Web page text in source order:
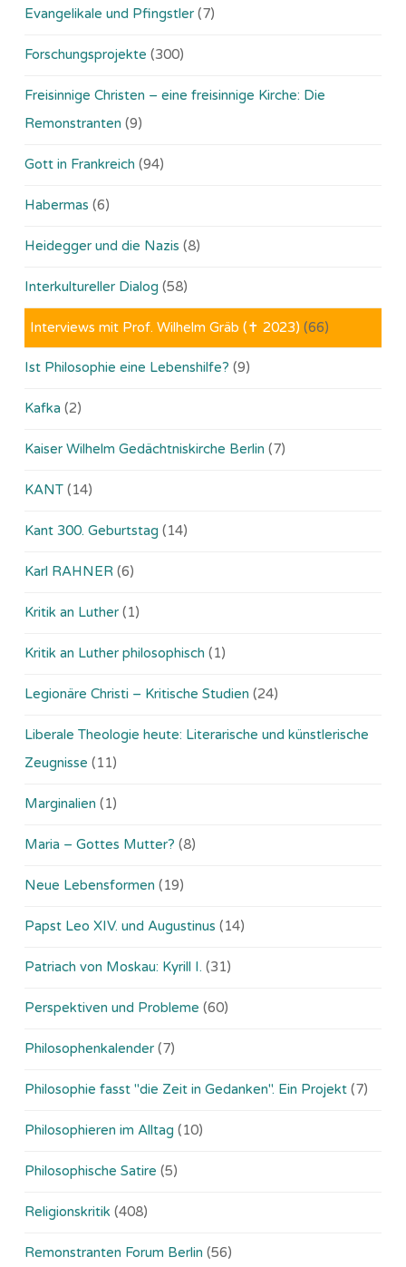
Evangelikale und Pfingstler (7)
Forschungsprojekte (300)
Freisinnige Christen – eine freisinnige Kirche: Die
Remonstranten (9)
Gott in Frankreich (94)
Habermas (6)
Heidegger und die Nazis (8)
Interkultureller Dialog (58)
Interviews mit Prof. Wilhelm Gräb (✝ 2023) (66)
Ist Philosophie eine Lebenshilfe? (9)
Kafka (2)
Kaiser Wilhelm Gedächtniskirche Berlin (7)
KANT (14)
Kant 300. Geburtstag (14)
Karl RAHNER (6)
Kritik an Luther (1)
Kritik an Luther philosophisch (1)
Legionäre Christi – Kritische Studien (24)
Liberale Theologie heute: Literarische und künstlerische
Zeugnisse (11)
Marginalien (1)
Maria – Gottes Mutter? (8)
Neue Lebensformen (19)
Papst Leo XIV. und Augustinus (14)
Patriach von Moskau: Kyrill I. (31)
Perspektiven und Probleme (60)
Philosophenkalender (7)
Philosophie fasst "die Zeit in Gedanken". Ein Projekt (7)
Philosophieren im Alltag (10)
Philosophische Satire (5)
Religionskritik (408)
Remonstranten Forum Berlin (56)